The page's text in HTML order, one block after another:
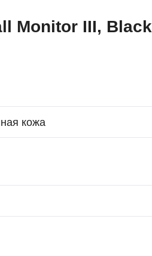
Monitor III, Black
кожа